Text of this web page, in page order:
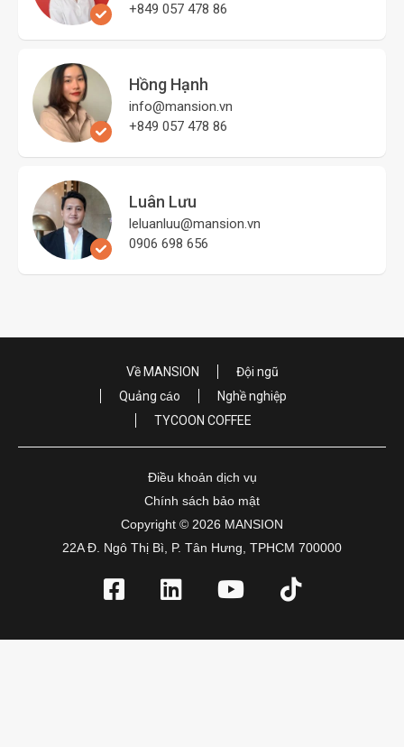
+849 057 478 86
Hồng Hạnh
info@mansion.vn
+849 057 478 86
Luân Lưu
leluanluu@mansion.vn
0906 698 656
Về MANSION
Đội ngũ
Quảng cáo
Nghề nghiệp
TYCOON COFFEE
Điều khoản dịch vụ
Chính sách bảo mật
Copyright © 2026 MANSION
22A Đ. Ngô Thị Bì, P. Tân Hưng, TPHCM 700000